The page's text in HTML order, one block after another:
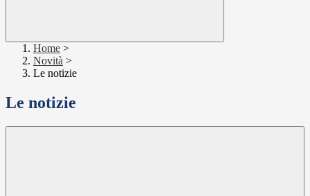
Home >
Novità >
Le notizie
Le notizie